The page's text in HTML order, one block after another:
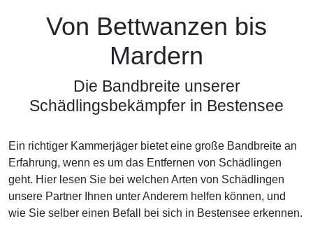
Von Bettwanzen bis
Mardern
Die Bandbreite unserer
Schädlingsbekämpfer in Bestensee
Ein richtiger Kammerjäger bietet eine große Bandbreite an
Erfahrung, wenn es um das Entfernen von Schädlingen
geht. Hier lesen Sie bei welchen Arten von Schädlingen
unsere Partner Ihnen unter Anderem helfen können, und
wie Sie selber einen Befall bei sich in Bestensee erkennen.